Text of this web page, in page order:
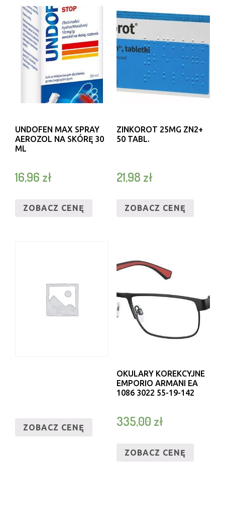
UNDOFEN MAX SPRAY
AEROZOL NA SKÓRĘ 30
ML
16,96 zł
ZOBACZ CENĘ
ZINKOROT 25MG ZN2+
50 TABL.
21,98 zł
ZOBACZ CENĘ
ZOBACZ CENĘ
OKULARY KOREKCYJNE
EMPORIO ARMANI EA
1086 3022 55-19-142
335,00 zł
ZOBACZ CENĘ